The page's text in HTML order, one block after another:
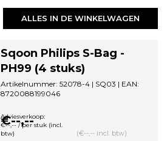
ALLES IN DE WINKELWAGEN
Sqoon Philips S-Bag -
PH99 (4 stuks)
Artikelnummer: 52078-4 | SQ03 | EAN:
8720088199046
bestelhoeveelheid...
€--,--
Adviesverkoop:
€--,-- / per stuk (incl.
btw)
(€--,-- incl. btw)